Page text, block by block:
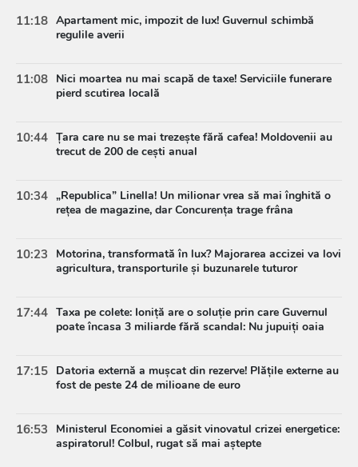
11:18 Apartament mic, impozit de lux! Guvernul schimbă
regulile averii
11:08 Nici moartea nu mai scapă de taxe! Serviciile funerare
pierd scutirea locală
10:44 Țara care nu se mai trezește fără cafea! Moldovenii au
trecut de 200 de cești anual
10:34 „Republica” Linella! Un milionar vrea să mai înghită o
rețea de magazine, dar Concurența trage frâna
10:23
Motorina, transformată în lux? Majorarea accizei va lovi
agricultura, transporturile și buzunarele tuturor
17:44 Taxa pe colete: Ioniță are o soluție prin care Guvernul
poate încasa 3 miliarde fără scandal: Nu jupuiți oaia
17:15 Datoria externă a mușcat din rezerve! Plățile externe au
fost de peste 24 de milioane de euro
16:53
Ministerul Economiei a găsit vinovatul crizei energetice:
aspiratorul! Colbul, rugat să mai aștepte